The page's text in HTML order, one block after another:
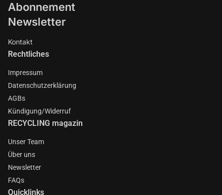
Abonnement
Newsletter
Kontakt
Rechtliches
Impressum
Datenschutzerklärung
AGBs
Kündigung/Widerruf
RECYCLING magazin
Unser Team
Über uns
Newsletter
FAQs
Quicklinks